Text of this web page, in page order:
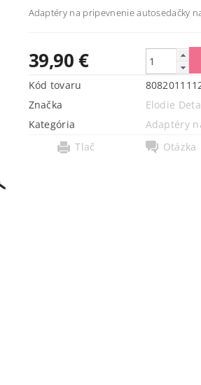
Adaptéry na pripevnenie autosedačky
39,90 €
Kód tovaru
Značka
Elodie
Kategória
Adaptéry
Tlač
Otázka